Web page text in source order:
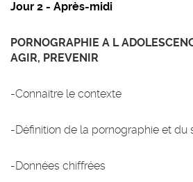
Jour 2 - Après-midi
PORNOGRAPHIE A L
AGIR, PREVENIR
-Connaitre le contexte
-Définition de la pornographie et du
-Données chiffrées